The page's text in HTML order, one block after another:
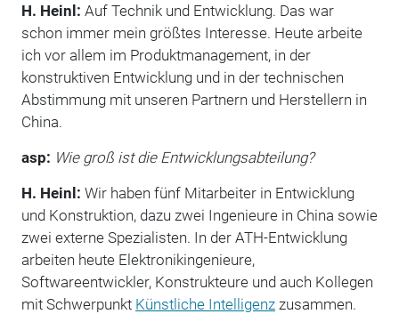
H. Heinl: Auf Technik und Entwicklung. Das war
schon immer mein größtes Interesse. Heute arbeite
ich vor allem im Produktmanagement, in der
konstruktiven Entwicklung und in der technischen
Abstimmung mit unseren Partnern und Herstellern in
China.
asp: Wie groß ist die Entwicklungsabteilung?
H. Heinl: Wir haben fünf Mitarbeiter in Entwicklung
und Konstruktion, dazu zwei Ingenieure in China sowie
zwei externe Spezialisten. In der ATH-Entwicklung
arbeiten heute Elektronikingenieure,
Softwareentwickler, Konstrukteure und auch Kollegen
mit Schwerpunkt Künstliche Intelligenzzusammen.